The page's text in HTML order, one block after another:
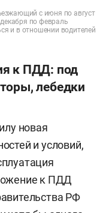
с июня по август
по февраль
и в отношении водителей
к ПДД: под
лебедки
новая
и условий,
к ПДД
РФ